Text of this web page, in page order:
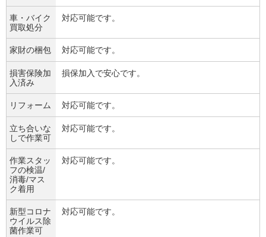
車・バイク
買取処分
対応可能です。
家財の梱包 対応可能です。
損害保険加
入済み
損保加入で安心です。
リフォーム 対応可能です。
立ち合いな
しで作業可
対応可能です。
作業スタッ
フの検温/
消毒/マス
ク着用
対応可能です。
新型コロナ
ウイルス除
菌作業可
対応可能です。